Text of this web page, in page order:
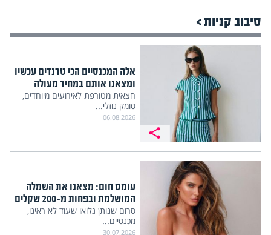
סיבוב קניות >
אלה המכנסיים הכי טרנדים עכשיו
ומצאנו אותם במחיר מעולה
חצאית מטורפת לאירועים מיוחדים,
סומק נוזלי...
06.08.2026
עומס חום: מצאנו את השמלה
המושלמת ובפחות מ-200 שקלים
סרום שנותן גלואו שעוד לא ראינו,
מכנסיים...
30.07.2026